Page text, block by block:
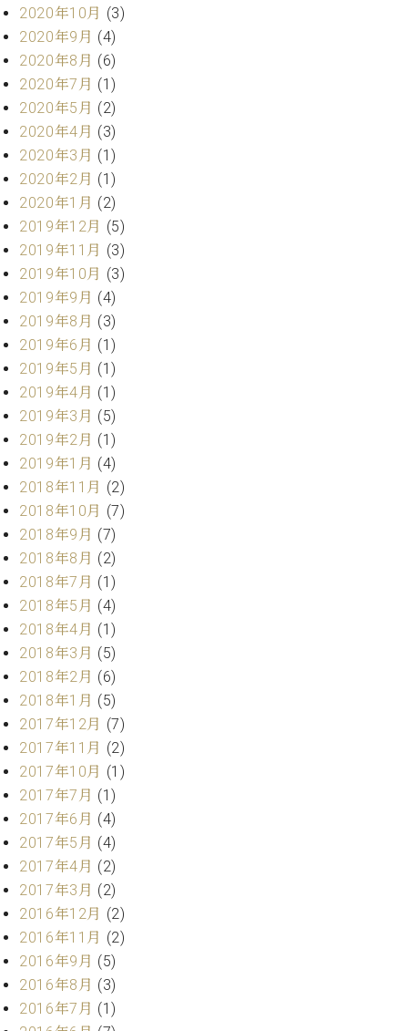
W.
ホ
フ
マ
ン
ヴ
ィ
ジ
ョ
ン
C.BECHSTEIN
Digital(ベ
ヒ
シ
ュ
タ
イ
ン
デ
ジ
タ
ル)
ご
挨
拶
術
者
紹
介
展示
情報
【ユ
ーロ
ピア
ノ特
選中
古】
ベ
ン
ト
情
報
王
子
工
房
ブ
ロ
ア
ク
セ
ス
お
い
合
わ
せ
ア
ー
テ
ィ
ス
ト
カ
ス
タ
2020年10月 (3)
2020年9月 (4)
2020年8月 (6)
2020年7月 (1)
2020年5月 (2)
2020年4月 (3)
2020年3月 (1)
2020年2月 (1)
2020年1月 (2)
2019年12月 (5)
2019年11月 (3)
2019年10月 (3)
2019年9月 (4)
2019年8月 (3)
2019年6月 (1)
2019年5月 (1)
2019年4月 (1)
2019年3月 (5)
2019年2月 (1)
2019年1月 (4)
2018年11月 (2)
2018年10月 (7)
2018年9月 (7)
2018年8月 (2)
2018年7月 (1)
2018年5月 (4)
2018年4月 (1)
2018年3月 (5)
2018年2月 (6)
2018年1月 (5)
2017年12月 (7)
2017年11月 (2)
2017年10月 (1)
2017年7月 (1)
2017年6月 (4)
2017年5月 (4)
2017年4月 (2)
2017年3月 (2)
2016年12月 (2)
2016年11月 (2)
2016年9月 (5)
2016年8月 (3)
2016年7月 (1)